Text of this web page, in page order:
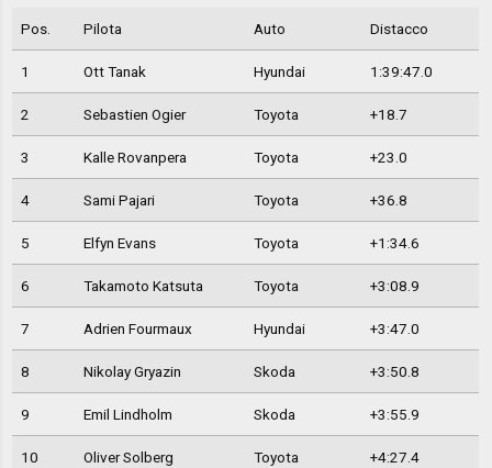
Pos. Pilota Auto Distacco
1 Ott Tanak Hyundai 1:39:47.0
2 Sebastien Ogier Toyota +18.7
3 Kalle Rovanpera Toyota +23.0
4 Sami Pajari Toyota +36.8
5 Elfyn Evans Toyota +1:34.6
6 Takamoto Katsuta Toyota +3:08.9
7 Adrien Fourmaux Hyundai +3:47.0
8 Nikolay Gryazin Skoda +3:50.8
9 Emil Lindholm Skoda +3:55.9
10 Oliver Solberg Toyota +4:27.4